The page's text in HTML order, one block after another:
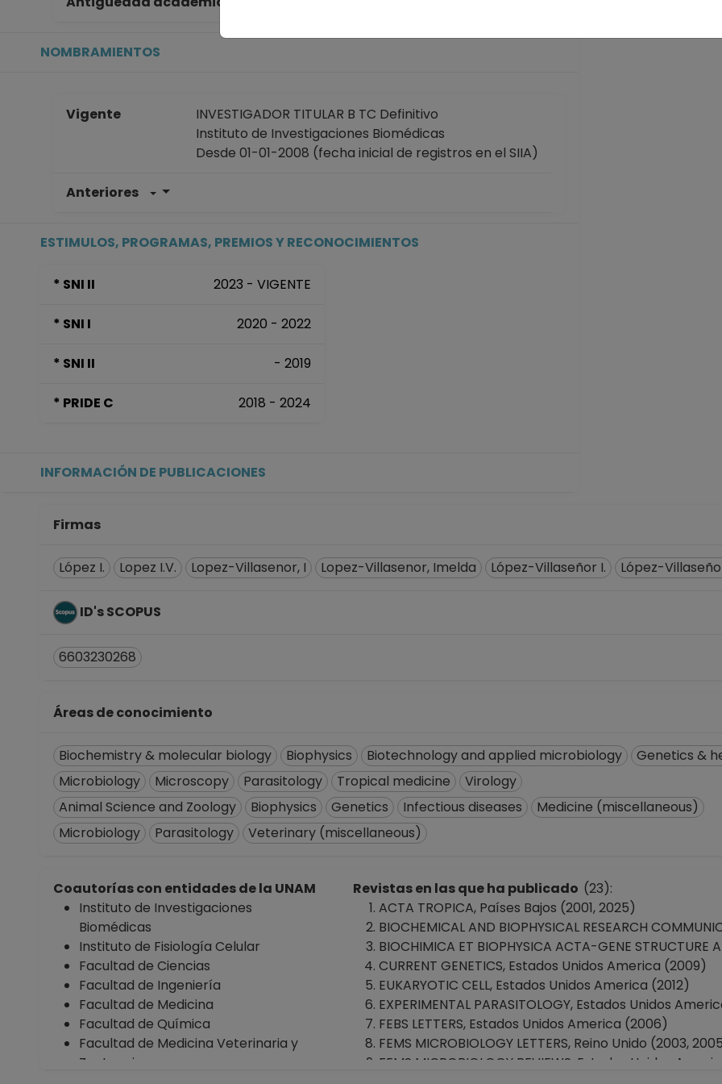
NOMBRAMIENTOS
Vigente
INVESTIGADOR TITULAR B TC Definitivo
Instituto de Investigaciones Biomédicas
Desde 01-01-2008 (fecha inicial de registros en el SIIA)
Anteriores
ESTIMULOS, PROGRAMAS, PREMIOS Y RECONOCIMIENTOS
* SNI II 2023 - VIGENTE
* SNI I 2020 - 2022
* SNI II - 2019
* PRIDE C 2018 - 2024
INFORMACIÓN DE PUBLICACIONES
Firmas
López I. Lopez I.V. Lopez-Villasenor, I Lopez-Villasenor, Imelda López-Villaseñor I. López-
ID's SCOPUS
6603230268
Áreas de conocimiento
Biochemistry & molecular biology Biophysics Biotechnology and applied microbiology
Genetics &
Microbiology
Microscopy Parasitology Tropical medicine
Virology
Animal Science and Zoology
Biophysics Genetics Infectious diseases
Medicine (miscellaneous)
Microbiology
Parasitology Veterinary (miscellaneous)
Coautorías con entidades de la UNAM
Instituto de Investigaciones
Biomédicas
Instituto de Fisiología Celular
Facultad de Ciencias
Facultad de Ingeniería
Facultad de Medicina
Facultad de Química
Facultad de Medicina Veterinaria y
Zootecnia
Revistas en las que ha publicado (23):
ACTA TROPICA, Países Bajos (2001, 2025)
BIOCHEMICAL AND BIOPHYSICAL RESEARCH
BIOCHIMICA ET BIOPHYSICA ACTA-GENE STRUCTURE
CURRENT GENETICS, Estados Unidos America (2009)
EUKARYOTIC CELL, Estados Unidos America (2012)
EXPERIMENTAL PARASITOLOGY, Estados Unidos
FEBS LETTERS, Estados Unidos America (2006)
FEMS MICROBIOLOGY LETTERS, Reino Unido (2003,
FEMS MICROBIOLOGY REVIEWS, Estados Unidos